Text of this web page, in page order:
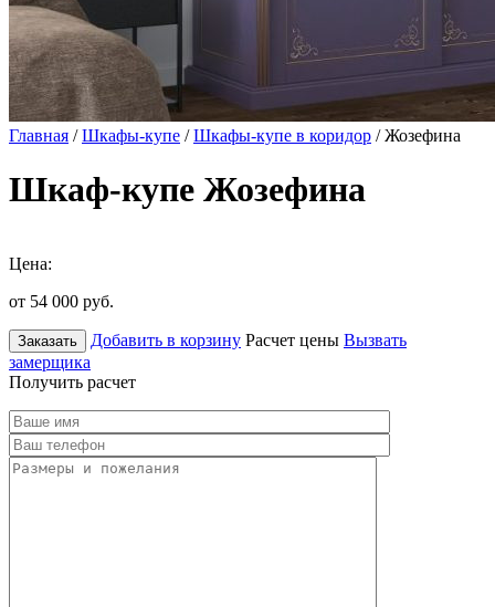
Главная /Шкафы-купе /Шкафы-купе в коридор / Жозефина
Шкаф-купе Жозефина
Цена:
от 54 000 руб.
Заказать Добавить в корзину Расчет цены Вызвать
замерщика
Получить расчет